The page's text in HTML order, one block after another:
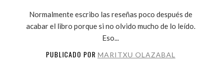
Normalmente escribo las reseñas poco después de
acabar el libro porque si no olvido mucho de lo leído.
Eso...
PUBLICADO POR MARITXU OLAZABAL